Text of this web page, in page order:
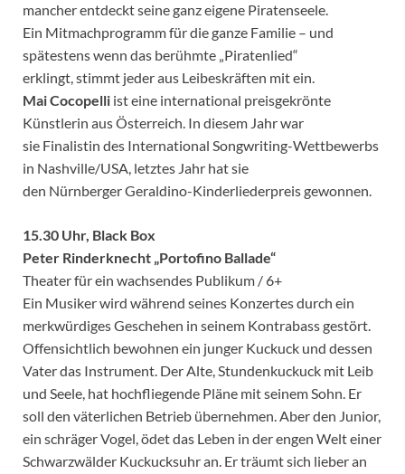
mancher entdeckt seine ganz eigene Piratenseele.
Ein Mitmachprogramm für die ganze Familie – und
spätestens wenn das berühmte „Piratenlied“
erklingt, stimmt jeder aus Leibeskräften mit ein.
Mai Cocopelli ist eine international preisgekrönte
Künstlerin aus Österreich. In diesem Jahr war
sie Finalistin des International Songwriting-Wettbewerbs
in Nashville/USA, letztes Jahr hat sie
den Nürnberger Geraldino-Kinderliederpreis gewonnen.
15.30 Uhr, Black Box
Peter Rinderknecht „Portofino Ballade“
Theater für ein wachsendes Publikum / 6+
Ein Musiker wird während seines Konzertes durch ein
merkwürdiges Geschehen in seinem Kontrabass gestört.
Offensichtlich bewohnen ein junger Kuckuck und dessen
Vater das Instrument. Der Alte, Stundenkuckuck mit Leib
und Seele, hat hochfliegende Pläne mit seinem Sohn. Er
soll den väterlichen Betrieb übernehmen. Aber den Junior,
ein schräger Vogel, ödet das Leben in der engen Welt einer
Schwarzwälder Kuckucksuhr an. Er träumt sich lieber an